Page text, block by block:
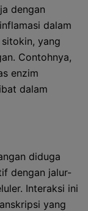
dengan
dalam
yang
Contohnya,
enzim
dalam
diduga
dengan jalur-
Interaksi ini
yang